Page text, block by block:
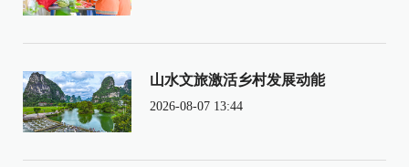
山水文旅激活乡村发展动能
2026-08-07 13:44